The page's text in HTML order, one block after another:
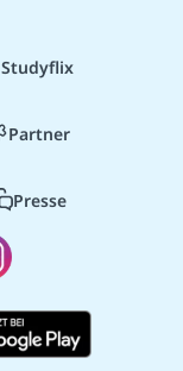
Partner
Presse